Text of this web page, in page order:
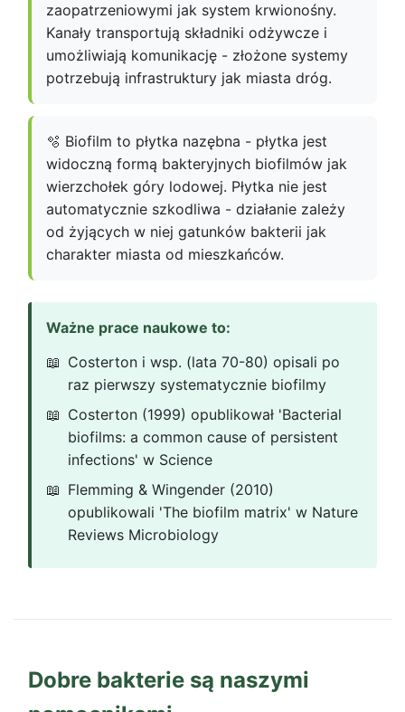
zaopatrzeniowymi jak system krwionośny.
Kanały transportują składniki odżywcze i
umożliwiają komunikację - złożone systemy
potrzebują infrastruktury jak miasta dróg.
🫧 Biofilm to płytka nazębna - płytka jest
widoczną formą bakteryjnych biofilmów jak
wierzchołek góry lodowej. Płytka nie jest
automatycznie szkodliwa - działanie zależy
od żyjących w niej gatunków bakterii jak
charakter miasta od mieszkańców.
Ważne prace naukowe to:
Costerton i wsp. (lata 70-80) opisali po
raz pierwszy systematycznie biofilmy
Costerton (1999) opublikował 'Bacterial
biofilms: a common cause of persistent
infections' w Science
Flemming & Wingender (2010)
opublikowali 'The biofilm matrix' w Nature
Reviews Microbiology
Dobre bakterie są naszymi